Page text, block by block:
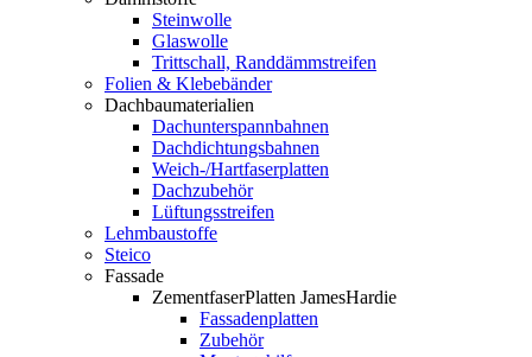
Steinwolle
Glaswolle
Trittschall, Randdämmstreifen
Folien & Klebebänder
Dachbaumaterialien
Dachunterspannbahnen
Dachdichtungsbahnen
Weich-/Hartfaserplatten
Dachzubehör
Lüftungsstreifen
Lehmbaustoffe
Steico
Fassade
ZementfaserPlatten JamesHardie
Fassadenplatten
Zubehör